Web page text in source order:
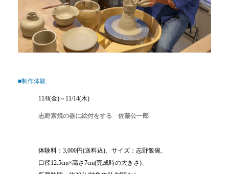
■制作体験
11/8(金)～11/14(木)
志野素焼の器に絵付をする 佐藤公一郎
体験料：3,000円(送料込)、サイズ：志野飯碗、
口径12.5cm×高さ7cm(完成時の大きさ)、